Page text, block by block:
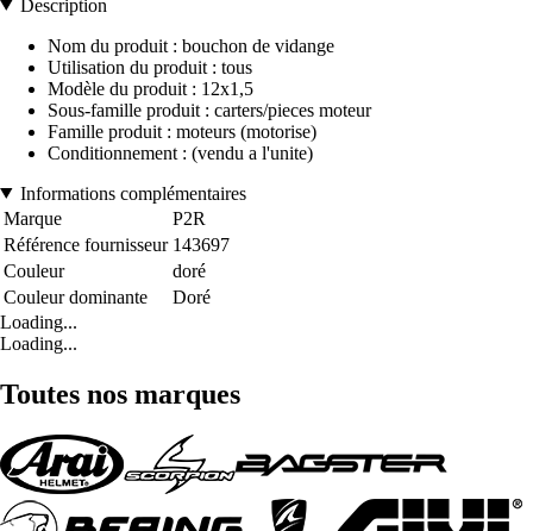
Description
Nom du produit : bouchon de vidange
Utilisation du produit : tous
Modèle du produit : 12x1,5
Sous-famille produit : carters/pieces moteur
Famille produit : moteurs (motorise)
Conditionnement : (vendu a l'unite)
Informations complémentaires
Marque
P2R
Référence fournisseur 143697
Couleur
doré
Couleur dominante
Doré
Loading...
Loading...
Toutes nos marques